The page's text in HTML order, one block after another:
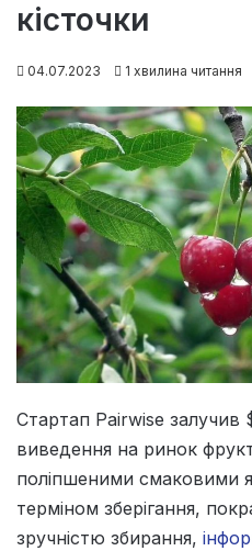
кісточки
04.07.2023 1 хвилина читання
Стартап Pairwise
виведення на ринок
поліпшеними смаковими
терміном зберігання,
зручністю збирання,